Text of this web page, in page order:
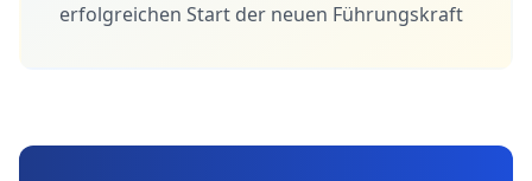
erfolgreichen Start der neuen Führungskraft